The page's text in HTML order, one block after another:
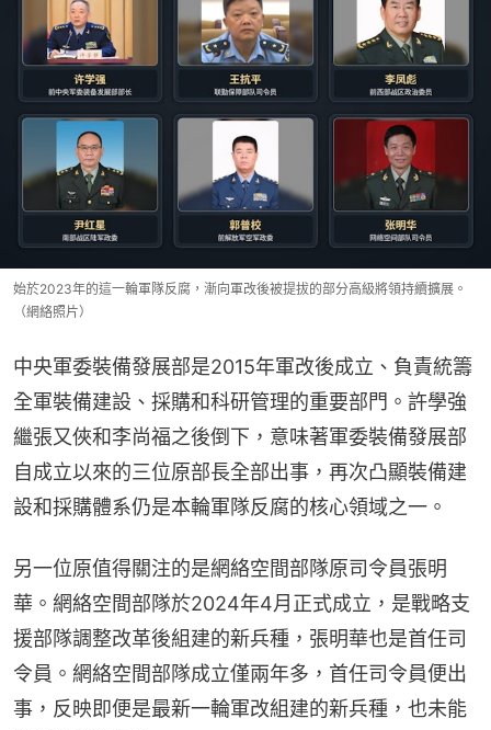
始於2023年的這一輪軍隊反腐，漸向軍改後被提拔的部分高級將領持續擴展。
（網絡照片）
中央軍委裝備發展部是2015年軍改後成立、負責統籌
全軍裝備建設、採購和科研管理的重要部門。許學強
繼張又俠和李尚福之後倒下，意味著軍委裝備發展部
自成立以來的三位原部長全部出事，再次凸顯裝備建
設和採購體系仍是本輪軍隊反腐的核心領域之一。
另一位原值得關注的是網絡空間部隊原司令員張明
華。網絡空間部隊於2024年4月正式成立，是戰略支
援部隊調整改革後組建的新兵種，張明華也是首任司
令員。網絡空間部隊成立僅兩年多，首任司令員便出
事，反映即便是最新一輪軍改組建的新兵種，也未能